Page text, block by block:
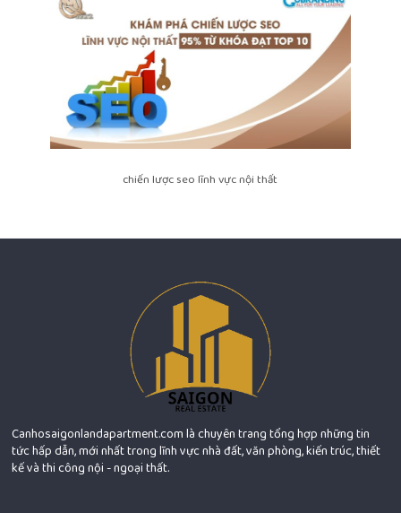
chiến lược seo lĩnh vực nội thất
Canhosaigonlandapartment.com là chuyên trang tổng hợp những tin
tức hấp dẫn, mới nhất trong lĩnh vực nhà đất, văn phòng, kiến trúc, thiết
kế và thi công nội - ngoại thất.